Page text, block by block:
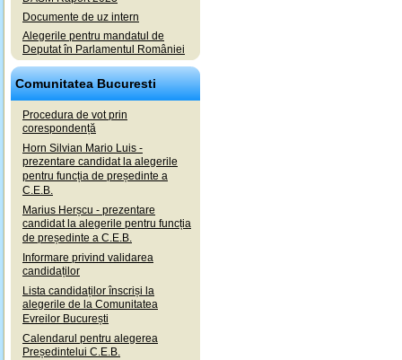
Documente de uz intern
Alegerile pentru mandatul de
Deputat în Parlamentul României
Comunitatea Bucuresti
Procedura de vot prin
corespondență
Horn Silvian Mario Luis -
prezentare candidat la alegerile
pentru funcția de președinte a
C.E.B.
Marius Herșcu - prezentare
candidat la alegerile pentru funcția
de președinte a C.E.B.
Informare privind validarea
candidaților
Lista candidaților înscriși la
alegerile de la Comunitatea
Evreilor București
Calendarul pentru alegerea
Președintelui C.E.B.